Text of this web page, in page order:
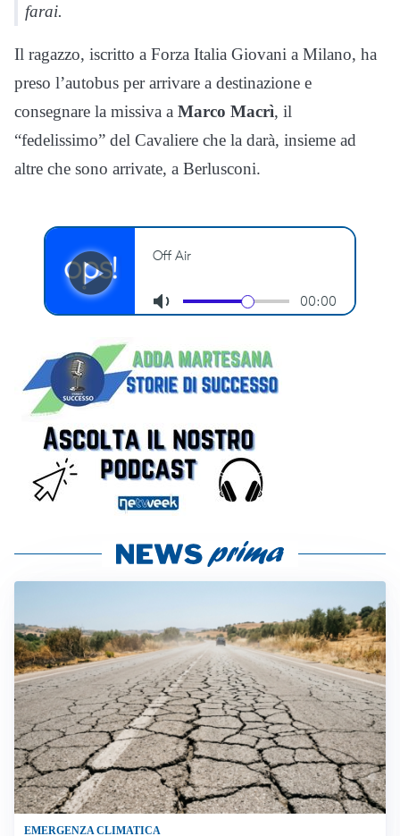
farai.
Il ragazzo, iscritto a Forza Italia Giovani a Milano, ha
preso l’autobus per arrivare a destinazione e
consegnare la missiva a Marco Macrì, il
“fedelissimo” del Cavaliere che la darà, insieme ad
altre che sono arrivate, a Berlusconi.
EMERGENZA CLIMATICA